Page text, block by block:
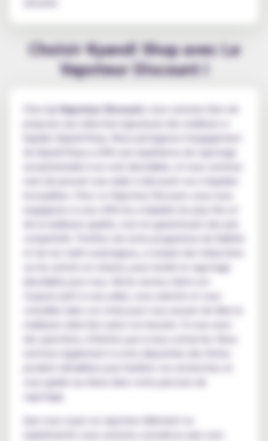
Choisir Kyandi Shop avec Le
Vapoteur Discount !
Chez Le Vapoteur Discount
, nous sommes fiers de
liquides Kyandi Shop. Nous partageons l'engagement
de Kyandi Shop à offrir une expérience de vapotage
ravis de pouvoir vous aider à découvrir ces e-liquides
engageons à vous offrir les e-liquides les plus fins et
de la meilleure qualité, tout en garantissant des prix
compétitifs. Profitez de notre programme de fidélité
et de nos tarifs avantageux, y compris des réductions
sur les achats en volume, pour rendre le vapotage
abordable pour tous. Notre service client est
toujours prêt à vous aider, vous orienter et vous
conseiller dans vos choix pour vous assurer de faire la
mettons également à votre disposition des fiches
vous guider au mieux dans votre parcours de
vapotage.
Que vous soyez un vapoteur débutant ou
expérimenté, nous sommes convaincus que vous